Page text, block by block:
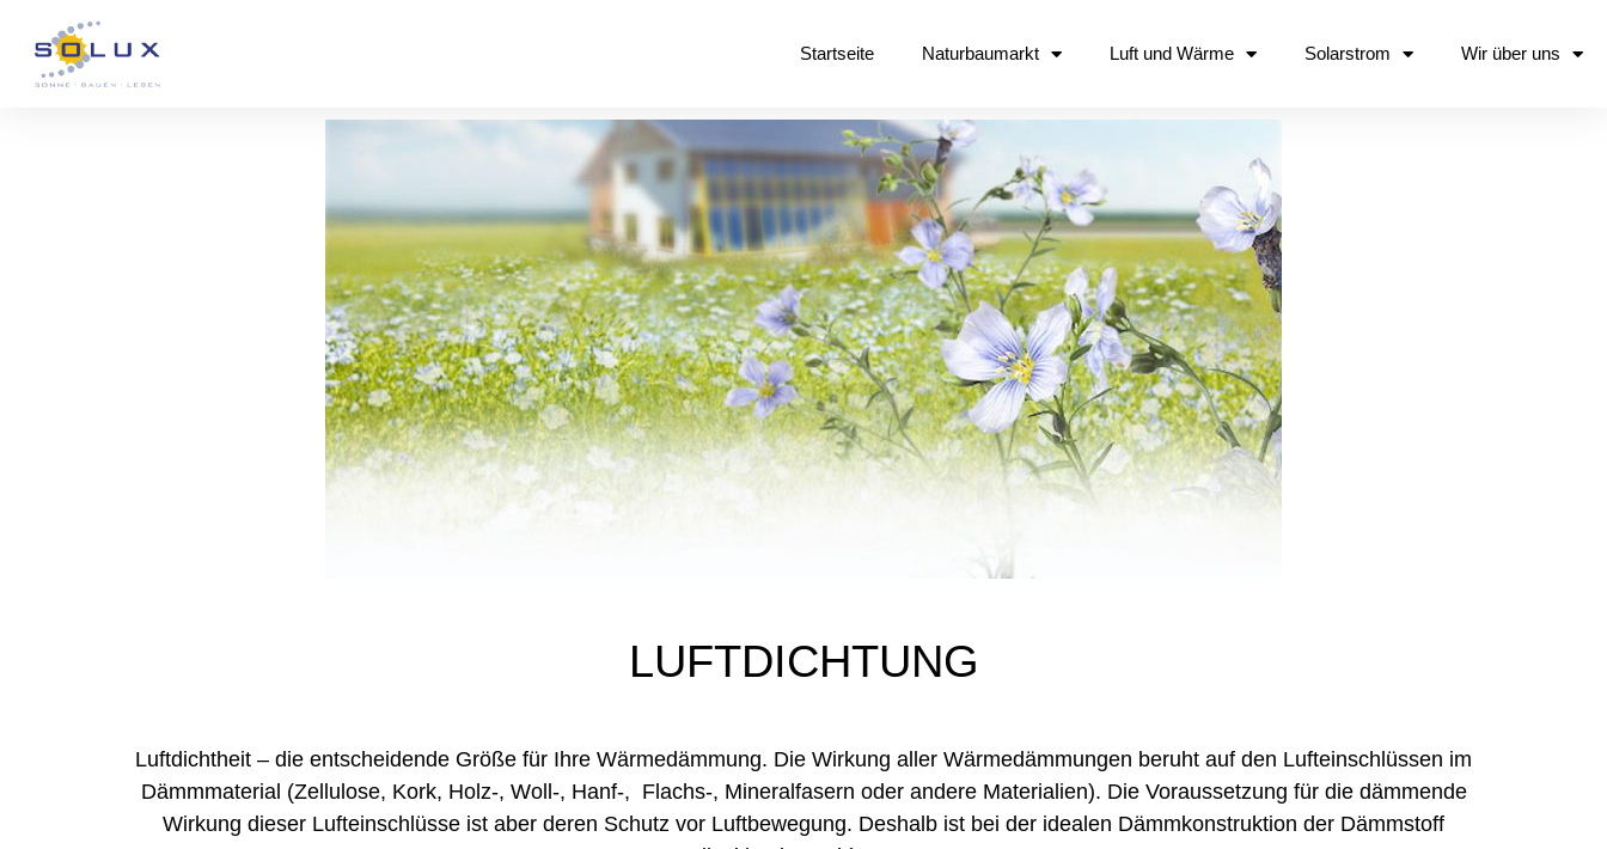
Startseite Naturbaumarkt Luft und Wärme Solarstrom Wir über uns
LUFTDICHTUNG
Luftdichtheit – die entscheidende Größe für Ihre Wärmedämmung. Die Wirkung aller Wärmedämmungen beruht auf den Lufteinschlüssen im
Dämmmaterial (Zellulose, Kork, Holz-, Woll-, Hanf-, Flachs-, Mineralfasern oder andere Materialien). Die Voraussetzung für die dämmende
Wirkung dieser Lufteinschlüsse ist aber deren Schutz vor Luftbewegung. Deshalb ist bei der idealen Dämmkonstruktion der Dämmstoff